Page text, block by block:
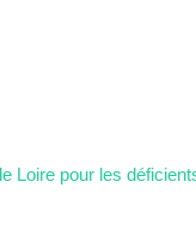
Loire pour les